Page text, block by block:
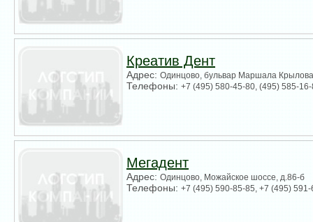
Креатив Дент
Адрес:Одинцово, бульвар Маршала
Телефоны:+7 (495) 580-45-80, (495) 585-
Мегадент
Адрес:Одинцово, Можайское шоссе, д.86-б
Телефоны:+7 (495) 590-85-85, +7 (495)